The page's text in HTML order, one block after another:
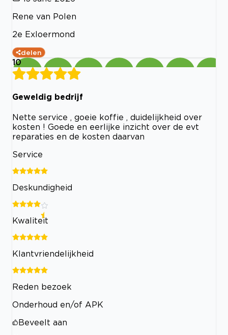
Rene van Polen
2e Exloermond
delen
10
Geweldig bedrijf
Nette service , goeie koffie , duidelijkheid over
kosten ! Goede en eerlijke inzicht over de evt
reparaties en de kosten daarvan
Service
Deskundigheid
Kwaliteit
Klantvriendelijkheid
Reden bezoek
Onderhoud en/of APK
Beveelt aan